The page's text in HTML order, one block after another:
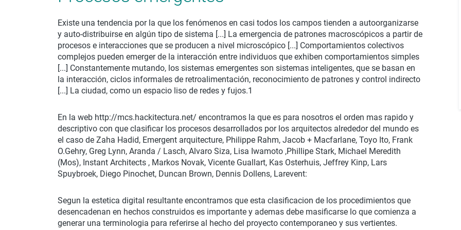
Existe una tendencia por la que los fenómenos en casi todos los campos tienden a autoorganizarse
y auto-distribuirse en algún tipo de sistema [...] La emergencia de patrones macroscópicos a partir de
procesos e interacciones que se producen a nivel microscópico [...] Comportamientos colectivos
complejos pueden emerger de la interacción entre individuos que exhiben comportamientos simples
[...] Constantemente mutando, los sistemas emergentes son sistemas inteligentes, que se basan en
la interacción, ciclos informales de retroalimentación, reconocimiento de patrones y control indirecto
[...] La ciudad, como un espacio liso de redes y fujos.1
En la web http://mcs.hackitectura.net/ encontramos la que es para nosotros el orden mas rapido y
descriptivo con que clasificar los procesos desarrollados por los arquitectos alrededor del mundo es
el caso de Zaha Hadid, Emergent arquitecture, Philippe Rahm, Jacob + Macfarlane, Toyo Ito, Frank
O.Gehry, Greg Lynn, Aranda / Lasch, Alvaro Siza, Lisa Iwamoto ,Phillipe Stark, Michael Meredith
(Mos), Instant Architects , Markos Novak, Vicente Guallart, Kas Osterhuis, Jeffrey Kinp, Lars
Spuybroek, Diego Pinochet, Duncan Brown, Dennis Dollens, Larevent:
Segun la estetica digital resultante encontramos que esta clasificacion de los procedimientos que
desencadenan en hechos construidos es importante y ademas debe masificarse lo que comienza a
generar una terminologia para referirse al hecho del proyecto contemporaneo y sus vertientes.